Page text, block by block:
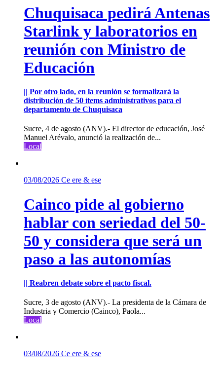
Chuquisaca pedirá Antenas
Starlink y laboratorios en
reunión con Ministro de
Educación
|| Por otro lado, en la reunión se formalizará la
distribución de 50 ítems administrativos para el
departamento de Chuquisaca
Sucre, 4 de agosto (ANV).- El director de educación, José
Manuel Arévalo, anunció la realización de...
Local
03/08/2026 Ce ere & ese
Cainco pide al gobierno
hablar con seriedad del 50-
50 y considera que será un
paso a las autonomías
|| Reabren debate sobre el pacto fiscal.
Sucre, 3 de agosto (ANV).- La presidenta de la Cámara de
Industria y Comercio (Cainco), Paola...
Local
03/08/2026 Ce ere & ese